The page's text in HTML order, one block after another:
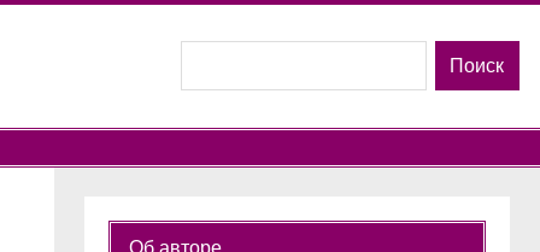
Поиск